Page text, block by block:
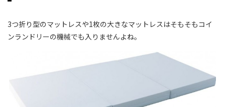
3つ折り型のマットレスや1枚の大きなマットレスはそもそもコイ
ンランドリーの機械でも入りませんよね。